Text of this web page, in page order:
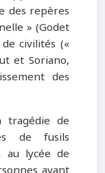
des repères
» (Godet
civilités («
et Soriano,
des
de
de fusils
au lycée de